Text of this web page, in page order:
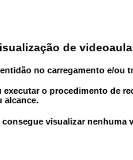
de
no carregamento e/ou
executar o procedimento de
alcance.
visualizar